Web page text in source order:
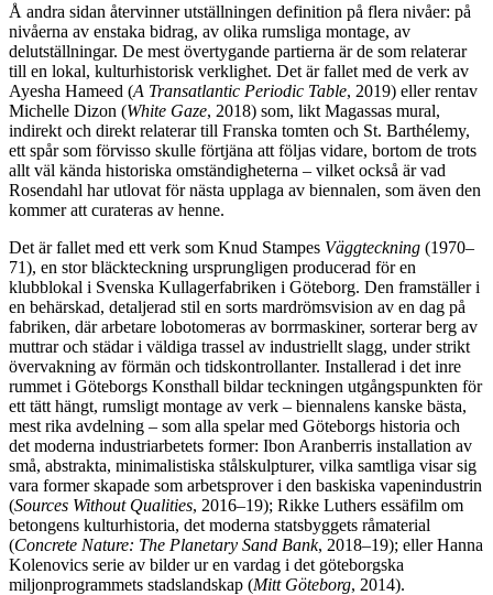
Å andra sidan återvinner utställningen definition på flera nivåer: på
nivåerna av enstaka bidrag, av olika rumsliga montage, av
delutställningar. De mest övertygande partierna är de som relaterar
till en lokal, kulturhistorisk verklighet. Det är fallet med de verk av
Ayesha Hameed (A Transatlantic Periodic Table, 2019) eller rentav
Michelle Dizon (White Gaze, 2018) som, likt Magassas mural,
indirekt och direkt relaterar till Franska tomten och St. Barthélemy,
ett spår som förvisso skulle förtjäna att följas vidare, bortom de trots
allt väl kända historiska omständigheterna – vilket också är vad
Rosendahl har utlovat för nästa upplaga av biennalen, som även den
kommer att curateras av henne.
Det är fallet med ett verk som Knud Stampes Väggteckning (1970–
71), en stor bläckteckning ursprungligen producerad för en
klubblokal i Svenska Kullagerfabriken i Göteborg. Den framställer i
en behärskad, detaljerad stil en sorts mardrömsvision av en dag på
fabriken, där arbetare lobotomeras av borrmaskiner, sorterar berg av
muttrar och städar i väldiga trassel av industriellt slagg, under strikt
övervakning av förmän och tidskontrollanter. Installerad i det inre
rummet i Göteborgs Konsthall bildar teckningen utgångspunkten för
ett tätt hängt, rumsligt montage av verk – biennalens kanske bästa,
mest rika avdelning – som alla spelar med Göteborgs historia och
det moderna industriarbetets former: Ibon Aranberris installation av
små, abstrakta, minimalistiska stålskulpturer, vilka samtliga visar sig
vara former skapade som arbetsprover i den baskiska vapenindustrin
(Sources Without Qualities, 2016–19); Rikke Luthers essäfilm om
betongens kulturhistoria, det moderna statsbyggets råmaterial
(Concrete Nature: The Planetary Sand Bank, 2018–19); eller Hanna
Kolenovics serie av bilder ur en vardag i det göteborgska
miljonprogrammets stadslandskap (Mitt Göteborg, 2014).